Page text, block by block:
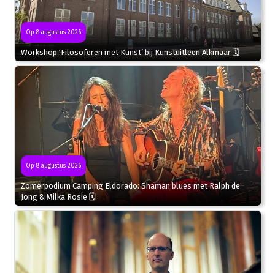
Op 8 augustus 2026
Workshop ‘Filosoferen met Kunst’ bij Kunstuitleen Alkmaar 🗓
Op 8 augustus 2026
Zomerpodium Camping Eldorado: Shaman blues met Ralph de
Jong & Milka Rosie 🗓